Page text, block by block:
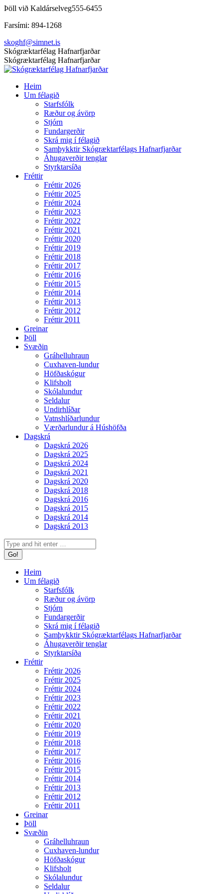
Skip
content
Þöll við Kaldárselveg555-6455
Farsími: 894-1268
skoghf@simnet.is
Facebook
page
opens
new
window
Skógræktarfélag Hafnarfjarðar
Skógræktarfélag Hafnarfjarðar
Heim
Um félagið
Starfsfólk
Ræður og ávörp
Stjórn
Fundargerðir
Skrá mig í félagið
Samþykktir Skógræktarfélags Hafnarfjarðar
Áhugaverðir tenglar
Styrktarsíða
Fréttir
Fréttir 2026
Fréttir 2025
Fréttir 2024
Fréttir 2023
Fréttir 2022
Fréttir 2021
Fréttir 2020
Fréttir 2019
Fréttir 2018
Fréttir 2017
Fréttir 2016
Fréttir 2015
Fréttir 2014
Fréttir 2013
Fréttir 2012
Fréttir 2011
Greinar
Þöll
Svæðin
Gráhelluhraun
Cuxhaven-lundur
Höfðaskógur
Klifsholt
Skólalundur
Seldalur
Undirhlíðar
Vatnshlíðarlundur
Værðarlundur á Húshöfða
Dagskrá
Dagskrá 2026
Dagskrá 2025
Dagskrá 2024
Dagskrá 2021
Dagskrá 2020
Dagskrá 2018
Dagskrá 2016
Dagskrá 2015
Dagskrá 2014
Dagskrá 2013
Search:
Heim
Um félagið
Starfsfólk
Ræður og ávörp
Stjórn
Fundargerðir
Skrá mig í félagið
Samþykktir Skógræktarfélags Hafnarfjarðar
Áhugaverðir tenglar
Styrktarsíða
Fréttir
Fréttir 2026
Fréttir 2025
Fréttir 2024
Fréttir 2023
Fréttir 2022
Fréttir 2021
Fréttir 2020
Fréttir 2019
Fréttir 2018
Fréttir 2017
Fréttir 2016
Fréttir 2015
Fréttir 2014
Fréttir 2013
Fréttir 2012
Fréttir 2011
Greinar
Þöll
Svæðin
Gráhelluhraun
Cuxhaven-lundur
Höfðaskógur
Klifsholt
Skólalundur
Seldalur